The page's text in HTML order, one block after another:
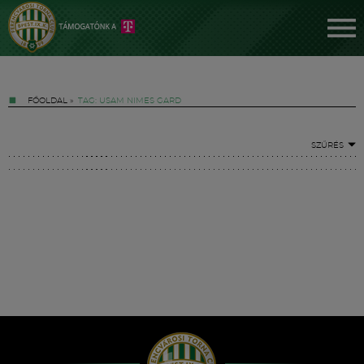
FŐOLDAL » TAG: USAM NIMES GARD
SZŰRÉS
Hírek